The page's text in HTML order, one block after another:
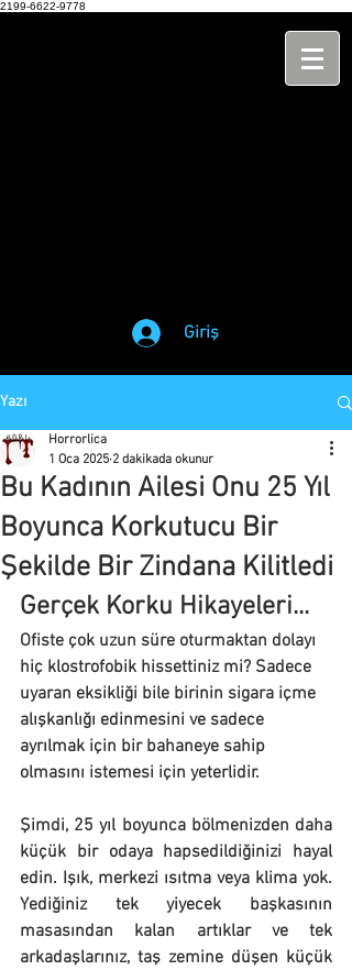
2199-6622-9778
Giriş
Yazı
Bu Kadının Ailesi Onu 25 Yıl
Boyunca Korkutucu Bir
Şekilde Bir Zindana Kilitledi
Horrorlica
1 Oca 2025 2 dakikada okunur
Gerçek Korku Hikayeleri...
Ofiste çok uzun süre oturmaktan dolayı
hiç klostrofobik hissettiniz mi? Sadece
uyaran eksikliği bile birinin sigara içme
alışkanlığı edinmesini ve sadece
ayrılmak için bir bahaneye sahip
olmasını istemesi için yeterlidir.
Şimdi, 25 yıl boyunca bölmenizden daha
küçük bir odaya hapsedildiğinizi hayal
edin. Işık, merkezi ısıtma veya klima yok.
Yediğiniz tek yiyecek başkasının
masasından kalan artıklar ve tek
arkadaşlarınız, taş zemine düşen küçük